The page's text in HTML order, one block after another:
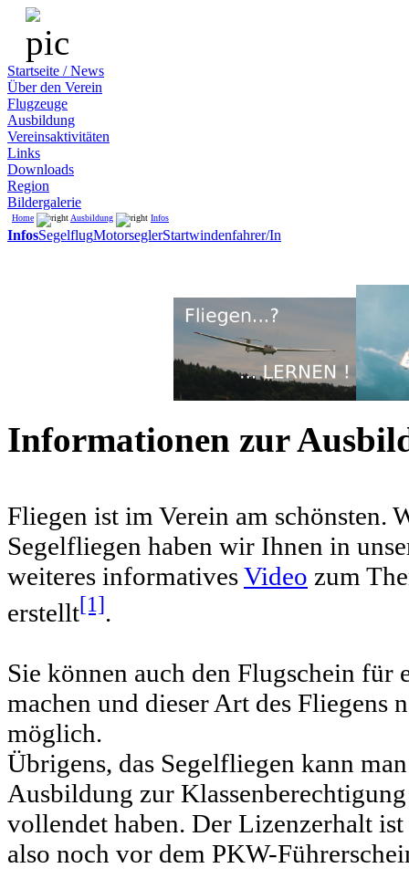
Startseite / News
Über den Verein
Flugzeuge
Ausbildung
Vereinsaktivitäten
Links
Downloads
Region
Bildergalerie
Home Ausbildung Infos
InfosSegelflugMotorseglerStartwindenfahrer/In
Informationen zur
Fliegen ist im Verein am schönsten.
Segelfliegen haben wir Ihnen in
weiteres informativesVideo zum
erstellt[1].
Sie können auch den Flugschein für
machen und dieser Art des Fliegens
möglich.
Übrigens, das Segelfliegen kann
Ausbildung zur
vollendet haben. Der Lizenzerhalt
also noch vor dem PKW-